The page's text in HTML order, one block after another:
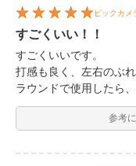
ビックカメ
すごくいい！！
すごくいいです。
打感も良く、左右のぶれ
ラウンドで使用したら
参考